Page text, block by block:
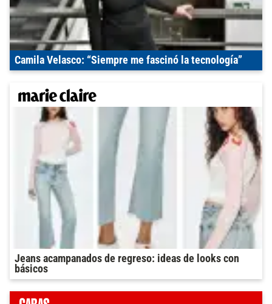
Camila Velasco: “Siempre me fascinó la tecnología”
Jeans acampanados de regreso: ideas de looks con
básicos